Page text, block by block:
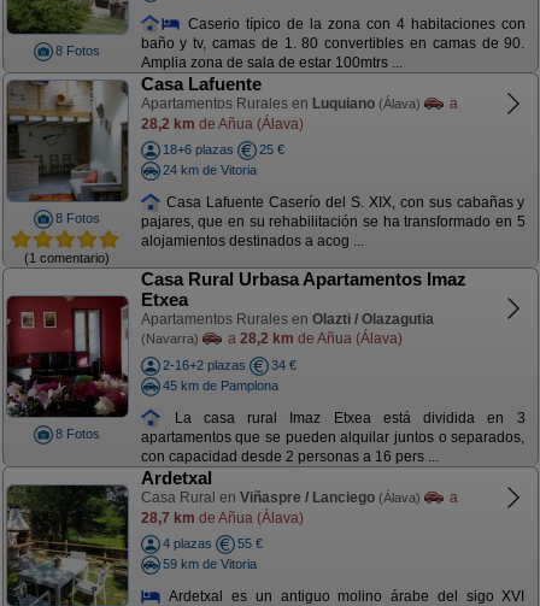
8 Fotos
Caserio típico de la zona con 4 habitaciones con
baño y tv, camas de 1. 80 convertibles en camas de 90.
Amplia zona de sala de estar 100mtrs ...
8 Fotos
(1 comentario)
Casa Lafuente
Apartamentos Rurales en Luquiano (Álava)
a
28,2 km de Añua (Álava)
18+6 plazas
25 €
24 km de Vitoria
Casa Lafuente Caserío del S. XIX, con sus cabañas y
pajares, que en su rehabilitación se ha transformado en 5
alojamientos destinados a acog ...
8 Fotos
Casa Rural Urbasa Apartamentos Imaz
Etxea
Apartamentos Rurales en Olazti / Olazagutia
(Navarra) a 28,2 km de Añua (Álava)
2-16+2 plazas
34 €
45 km de Pamplona
La casa rural Imaz Etxea está dividida en 3
apartamentos que se pueden alquilar juntos o separados,
con capacidad desde 2 personas a 16 pers ...
Ardetxal
Casa Rural en Viñaspre / Lanciego (Álava)
a
28,7 km de Añua (Álava)
4 plazas
55 €
59 km de Vitoria
Ardetxal es un antiguo molino árabe del sigo XVI